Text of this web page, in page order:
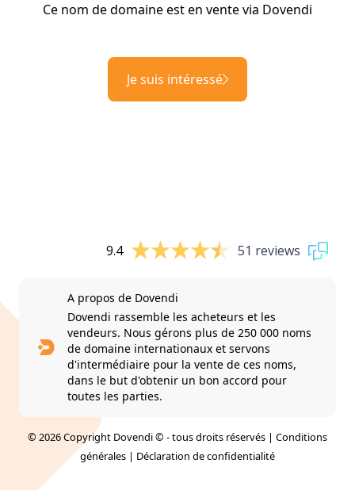
Ce nom de domaine est en vente via Dovendi
Je suis intéressé
9.4 51 reviews
A propos de Dovendi
Dovendi rassemble les acheteurs et les
vendeurs. Nous gérons plus de 250 000 noms
de domaine internationaux et servons
d'intermédiaire pour la vente de ces noms,
dans le but d'obtenir un bon accord pour
toutes les parties.
© 2026 Copyright Dovendi © - tous droits réservés | Conditions
générales | Déclaration de confidentialité